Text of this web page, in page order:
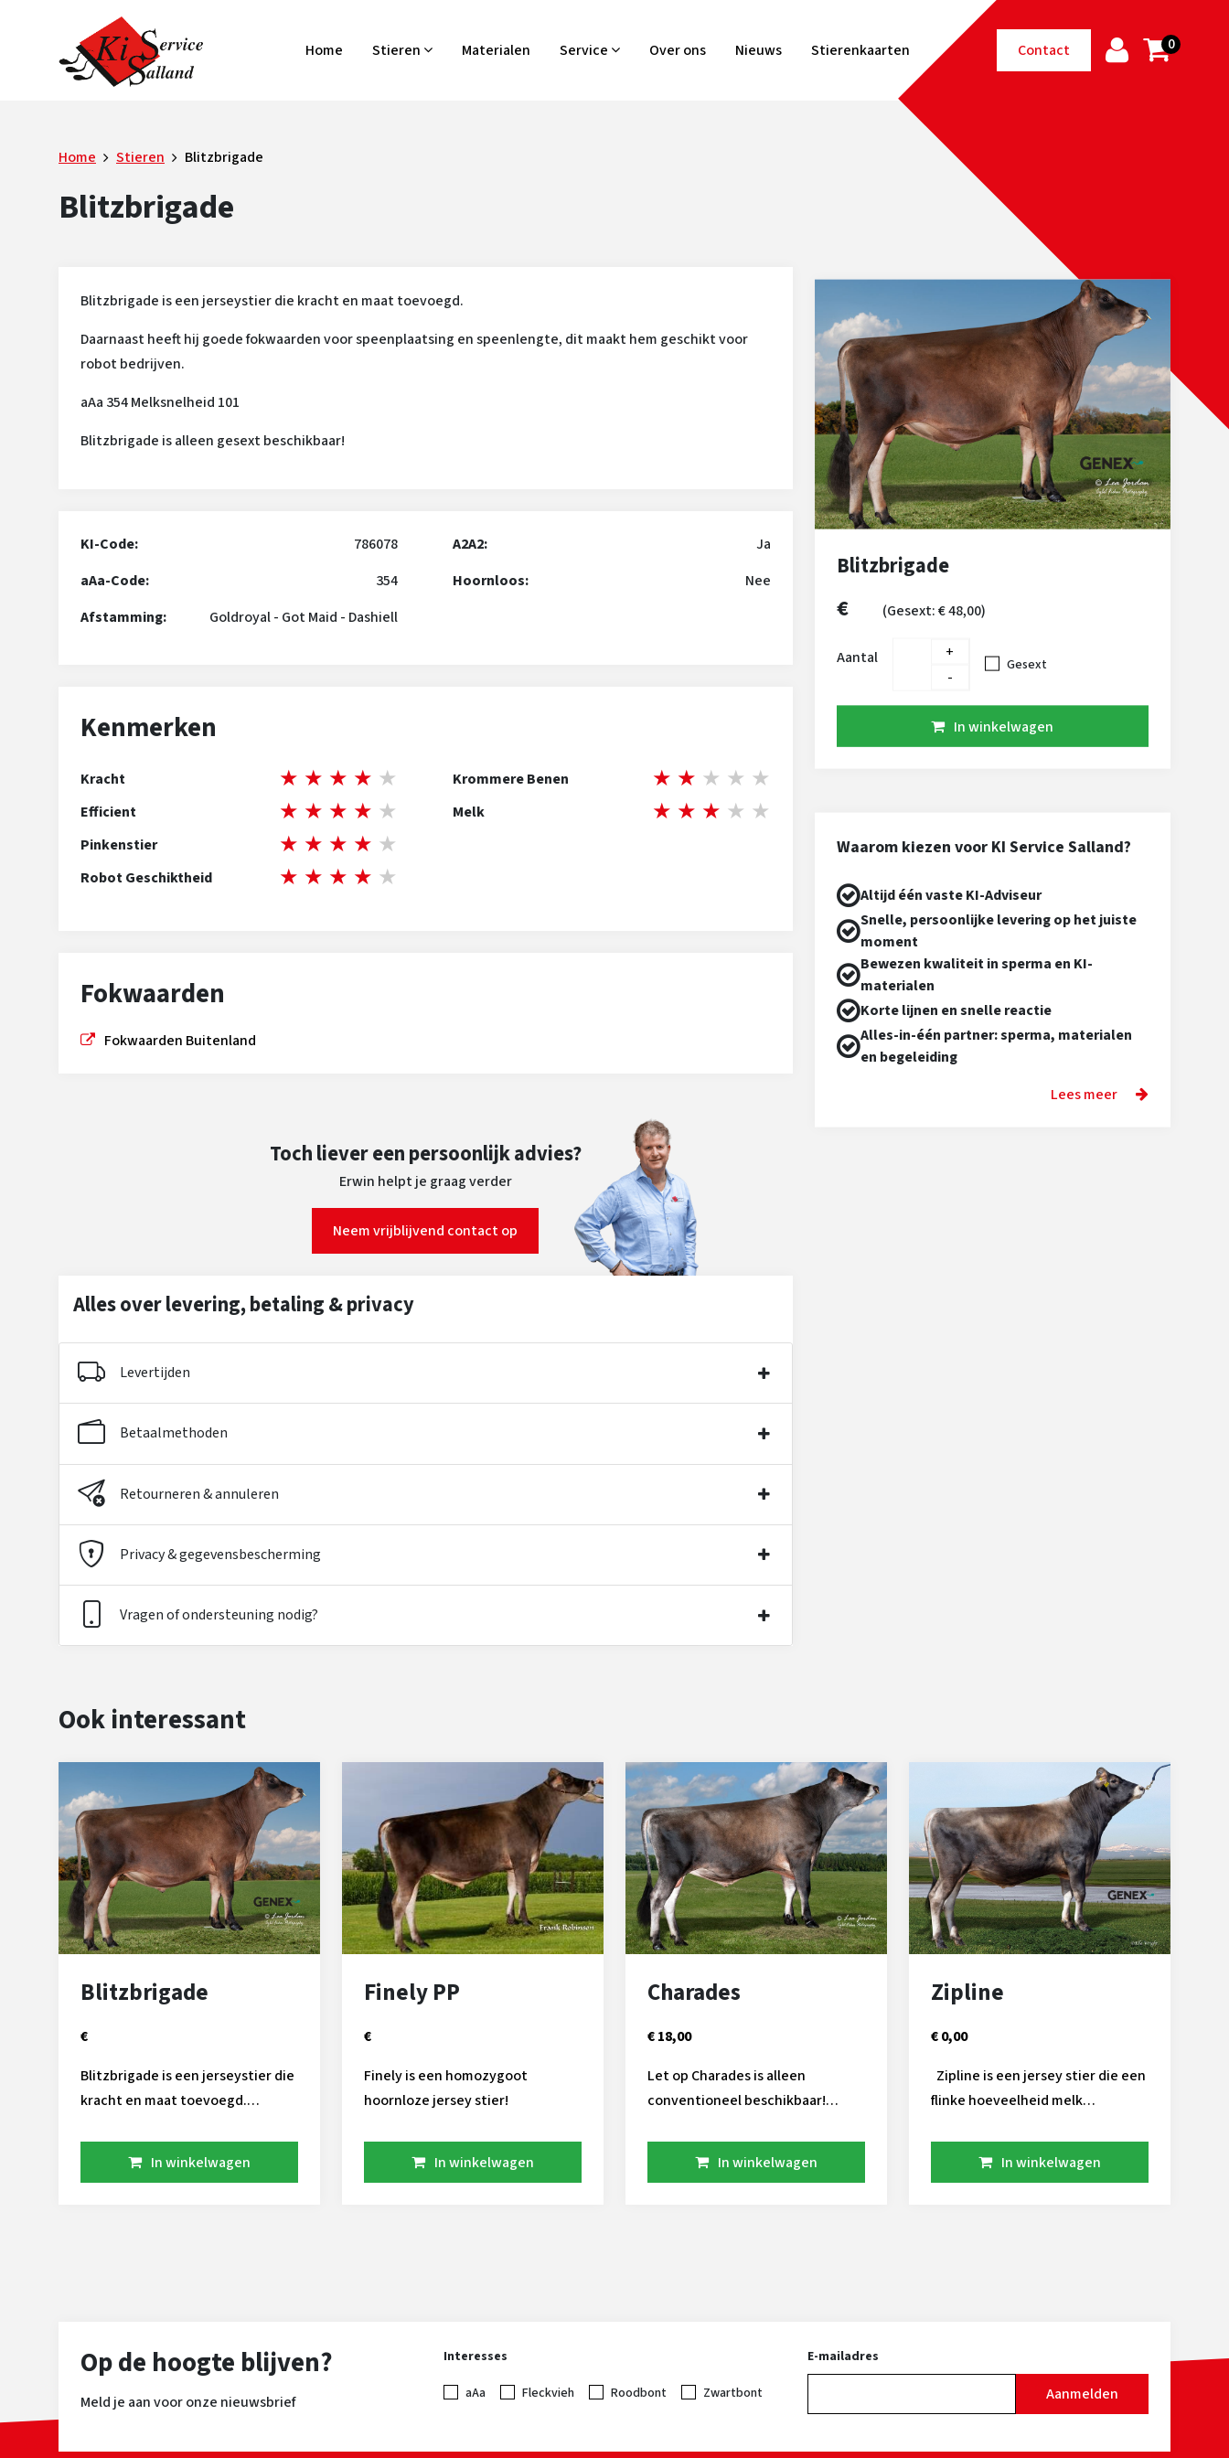
Home Stieren Materialen Service Over ons Nieuws Stierenkaarten Contact 0
Home Stieren Blitzbrigade
Blitzbrigade
Blitzbrigade is een jerseystier die kracht en maat toevoegd.
Daarnaast heeft hij goede fokwaarden voor speenplaatsing en speenlengte, dit maakt hem geschikt voor
robot bedrijven.
aAa 354 Melksnelheid 101
Blitzbrigade is alleen gesext beschikbaar!
KI-Code:
786078
aAa-Code:
354
Afstamming:
Goldroyal- Got Maid - Dashiell
A2A2:
Ja
Hoornloos:
Nee
Kenmerken
Kracht ★ ★ ★ ★ ★
Efficient ★ ★ ★ ★ ★
Pinkenstier ★ ★ ★ ★ ★
Robot Geschiktheid ★ ★ ★ ★ ★
Krommere Benen ★ ★ ★ ★ ★
Melk ★ ★ ★ ★ ★
Fokwaarden
Fokwaarden Buitenland
Toch liever een persoonlijk advies?
Erwin helpt je graag verder
Neem vrijblijvend contact op
Alles over levering, betaling & privacy
Levertijden
Betaalmethoden
Retourneren & annuleren
Privacy & gegevensbescherming
Vragen of ondersteuning nodig?
Blitzbrigade
€ (Gesext: € 48,00)
Aantal
+
-
Gesext
In winkelwagen
Waarom kiezen voor KI Service Salland?
Altijd één vaste KI-Adviseur
Snelle, persoonlijke levering op het juiste
moment
Bewezen kwaliteit in sperma en KI-
materialen
Korte lijnen en snelle reactie
Alles-in-één partner: sperma, materialen
en begeleiding
Lees meer
Ook interessant
Blitzbrigade
€
Blitzbrigade is een jerseystier die
kracht en maat toevoegd.
en speenlengte, dit maakt hem
In winkelwagen
Finely PP
€
Finely is een homozygoot
hoornloze jersey stier!
In winkelwagen
Charades
€ 18,00
Let op Charades is alleen
conventioneel beschikbaar!
vermogen! Daarnaast scoort hij
In winkelwagen
Zipline
€ 0,00
flinke hoeveelheid melk
geschiktheid maken hem
In winkelwagen
Op de hoogte blijven?
Meld je aan voor onze nieuwsbrief
Interesses
aAa
Fleckvieh Roodbont Zwartbont
E-mailadres
Aanmelden